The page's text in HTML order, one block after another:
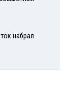
набрал